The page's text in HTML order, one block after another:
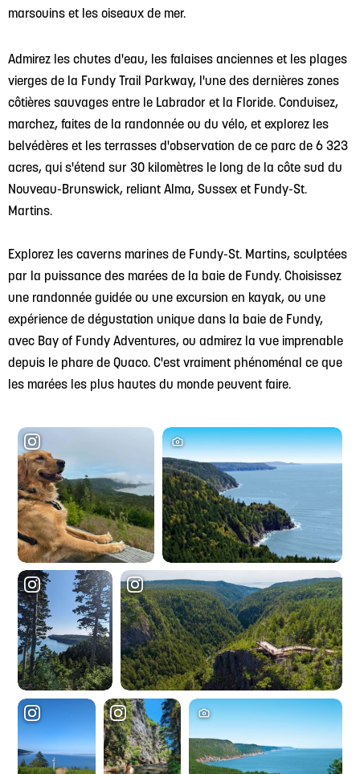
marsouins et les oiseaux de mer.
Admirez les chutes d'eau, les falaises anciennes et les plages
vierges de la Fundy Trail Parkway, l'une des dernières zones
côtières sauvages entre le Labrador et la Floride. Conduisez,
marchez, faites de la randonnée ou du vélo, et explorez les
belvédères et les terrasses d'observation de ce parc de 6 323
acres, qui s'étend sur 30 kilomètres le long de la côte sud du
Nouveau-Brunswick, reliant Alma, Sussex et Fundy-St.
Martins.
Explorez les caverns marines de Fundy-St. Martins, sculptées
par la puissance des marées de la baie de Fundy. Choisissez
une randonnée guidée ou une excursion en kayak, ou une
expérience de dégustation unique dans la baie de Fundy,
avec Bay of Fundy Adventures, ou admirez la vue imprenable
depuis le phare de Quaco. C'est vraiment phénoménal ce que
les marées les plus hautes du monde peuvent faire.